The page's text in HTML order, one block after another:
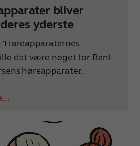
bliver
yderste
’Høreapparaternes
det være noget for Bent
høreapparater.